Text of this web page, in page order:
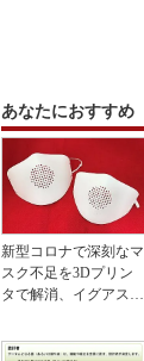
あなたにおすすめ
新型コロナで深刻なマ
スク不足を3Dプリン
タで解消、イグアスが